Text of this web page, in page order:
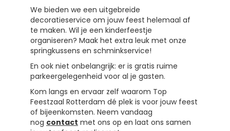
We bieden we een uitgebreide
decoratieservice om jouw feest helemaal af
te maken. Wil je een kinderfeestje
organiseren? Maak het extra leuk met onze
springkussens en schminkservice!
En ook niet onbelangrijk: er is gratis ruime
parkeergelegenheid voor al je gasten.
Kom langs en ervaar zelf waarom Top
Feestzaal Rotterdam dé plek is voor jouw feest
of bijeenkomsten. Neem vandaag
nog contact met ons op en laat ons samen